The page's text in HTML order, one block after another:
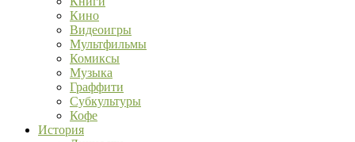
Кино
Видеоигры
Мультфильмы
Комиксы
Музыка
Граффити
Субкультуры
Кофе
История